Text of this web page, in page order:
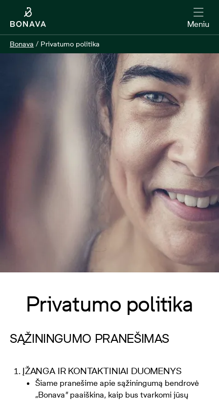
Meniu
Bonava / Privatumo politika
Privatumo politika
SĄŽININGUMO PRANEŠIMAS
ĮŽANGA IR KONTAKTINIAI DUOMENYS
Šiame pranešime apie sąžiningumą bendrovė
„Bonava"paaiškina, kaip bus tvarkomi jūsų